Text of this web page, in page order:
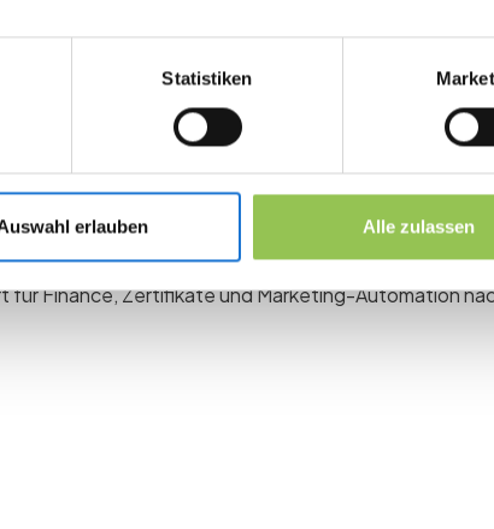
Statistiken
erlauben Alle zulassen
Agenda synchron mit der Mobile Event App
Setups:
oder Verbandslisten speisen Einladungs- und
Dashboards am Eventtag für Ops und Helpdesk
für Finance, Zertifikate und Marketing-Automation